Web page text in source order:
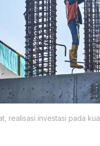
realisasi investasi pada